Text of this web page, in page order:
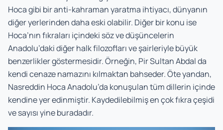
Hoca gibi bir anti-kahraman yaratma ihtiyacı, dünyanın
diğer yerlerinden daha eski olabilir. Diğer bir konu ise
Hoca’nın fıkraları içindeki söz ve düşüncelerin
Anadolu’daki diğer halk filozofları ve şairleriyle büyük
benzerlikler göstermesidir. Örneğin, Pir Sultan Abdal da
kendi cenaze namazını kılmaktan bahseder. Öte yandan,
Nasreddin Hoca Anadolu’da konuşulan tüm dillerin içinde
kendine yer edinmiştir. Kaydedilebilmiş en çok fıkra çeşidi
ve sayısı yine buradadır.